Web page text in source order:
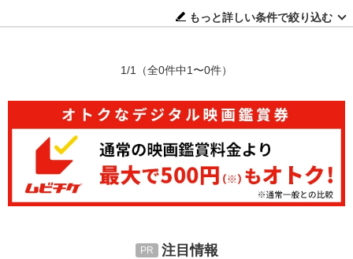
もっと詳しい条件で絞り込む
1/1 （全0件中1〜0件）
注目情報